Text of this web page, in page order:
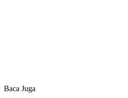
Baca Juga